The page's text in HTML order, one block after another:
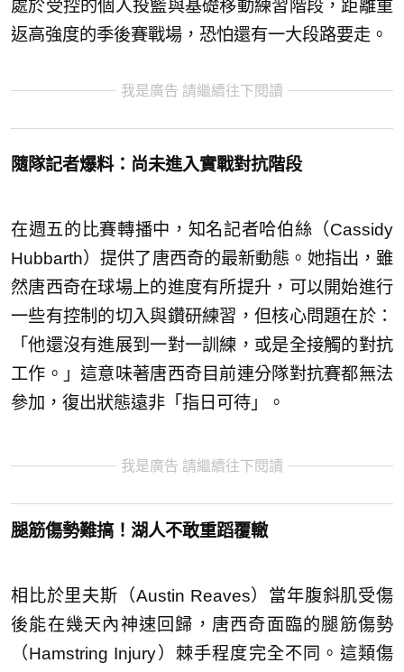
處於受控的個人投籃與基礎移動練習階段，距離重
返高強度的季後賽戰場，恐怕還有一大段路要走。
我是廣告 請繼續往下閱讀
隨隊記者爆料：尚未進入實戰對抗階段
在週五的比賽轉播中，知名記者哈伯絲（Cassidy
Hubbarth）提供了唐西奇的最新動態。她指出，雖
然唐西奇在球場上的進度有所提升，可以開始進行
一些有控制的切入與鑽研練習，但核心問題在於：
「他還沒有進展到一對一訓練，或是全接觸的對抗
工作。」這意味著唐西奇目前連分隊對抗賽都無法
參加，復出狀態遠非「指日可待」。
我是廣告 請繼續往下閱讀
腿筋傷勢難搞！湖人不敢重蹈覆轍
相比於里夫斯（Austin Reaves）當年腹斜肌受傷
後能在幾天內神速回歸，唐西奇面臨的腿筋傷勢
（Hamstring Injury）棘手程度完全不同。這類傷